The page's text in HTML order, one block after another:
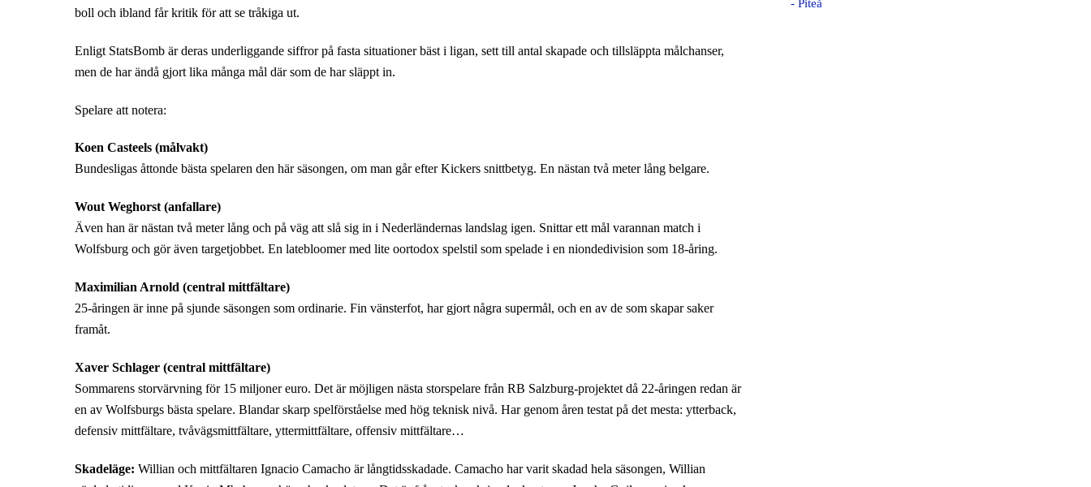
boll och ibland får kritik för att se tråkiga ut.
Enligt StatsBomb är deras underliggande siffror på fasta situationer bäst i ligan, sett till antal skapade och tillsläppta målchanser,
men de har ändå gjort lika många mål där som de har släppt in.
Spelare att notera:
Koen Casteels (målvakt)
Bundesligas åttonde bästa spelaren den här säsongen, om man går efter Kickers snittbetyg. En nästan två meter lång belgare.
Wout Weghorst (anfallare)
Även han är nästan två meter lång och på väg att slå sig in i Nederländernas landslag igen. Snittar ett mål varannan match i
Wolfsburg och gör även targetjobbet. En latebloomer med lite oortodox spelstil som spelade i en niondedivision som 18-åring.
Maximilian Arnold (central mittfältare)
25-åringen är inne på sjunde säsongen som ordinarie. Fin vänsterfot, har gjort några supermål, och en av de som skapar saker
framåt.
Xaver Schlager (central mittfältare)
Sommarens storvärvning för 15 miljoner euro. Det är möjligen nästa storspelare från RB Salzburg-projektet då 22-åringen redan är
en av Wolfsburgs bästa spelare. Blandar skarp spelförståelse med hög teknisk nivå. Har genom åren testat på det mesta: ytterback,
defensiv mittfältare, tvåvägsmittfältare, yttermittfältare, offensiv mittfältare…
Skadeläge: Willian och mittfältaren Ignacio Camacho är långtidsskadade. Camacho har varit skadad hela säsongen, Willian